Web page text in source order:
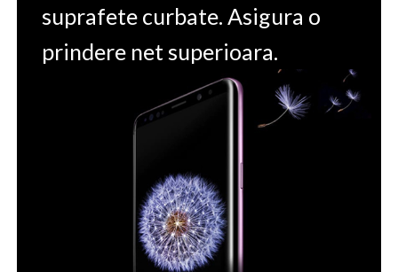
suprafete curbate. Asigura o
prindere net superioara.